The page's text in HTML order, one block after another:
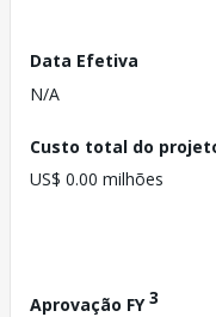
Data Efetiva
N/A
Custo total do
US$ 0.00 milhões
Aprovação FY3